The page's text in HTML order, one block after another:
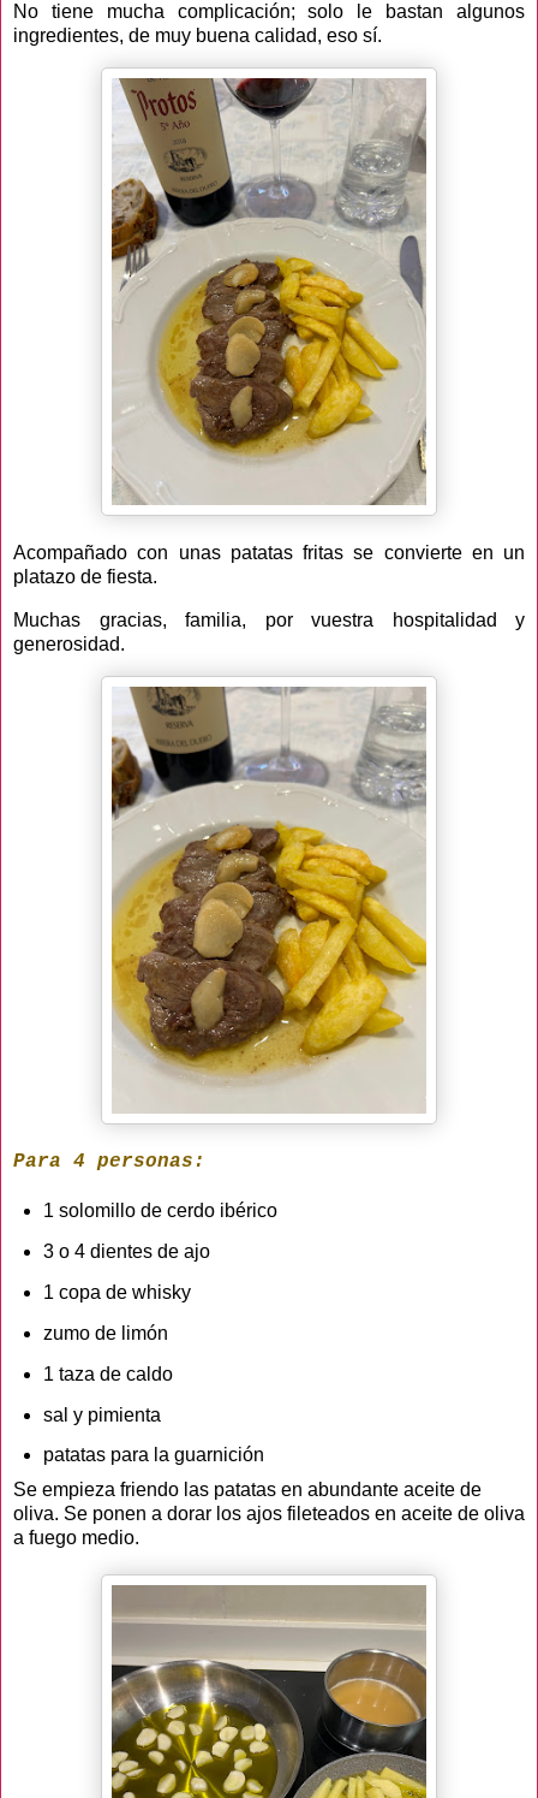
No tiene mucha complicación; solo le bastan algunos
ingredientes, de muy buena calidad, eso sí.
Acompañado con unas patatas fritas se convierte en un
platazo de fiesta.
Muchas gracias, familia, por vuestra hospitalidad y
generosidad.
Para 4 personas:
1 solomillo de cerdo ibérico
3 o 4 dientes de ajo
1 copa de whisky
zumo de limón
1 taza de caldo
sal y pimienta
patatas para la guarnición
Se empieza friendo las patatas en abundante aceite de
oliva. Se ponen a dorar los ajos fileteados en aceite de oliva
a fuego medio.